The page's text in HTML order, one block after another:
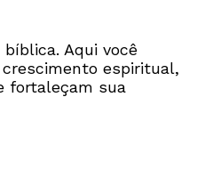
Aqui você
espiritual,
fortaleçam sua